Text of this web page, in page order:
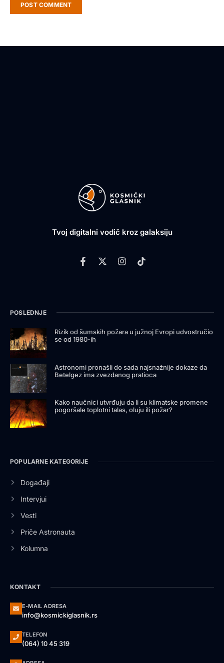
Tvoj digitalni vodič kroz galaksiju
POSLEDNJE
Rizik od šumskih požara u južnoj Evropi udvostručio
se od 1980-ih
Astronomi pronašli do sada najsnažnije dokaze da
Betelgez ima zvezdanog pratioca
Kako naučnici utvrđuju da li su klimatske promene
pogoršale toplotni talas, oluju ili požar?
POPULARNE KATEGORIJE
Događaji
Intervjui
Vesti
Priče Astronauta
Kolumna
KONTAKT
E-MAIL ADRESA
info@kosmickiglasnik.rs
TELEFON
(064) 10 45 319